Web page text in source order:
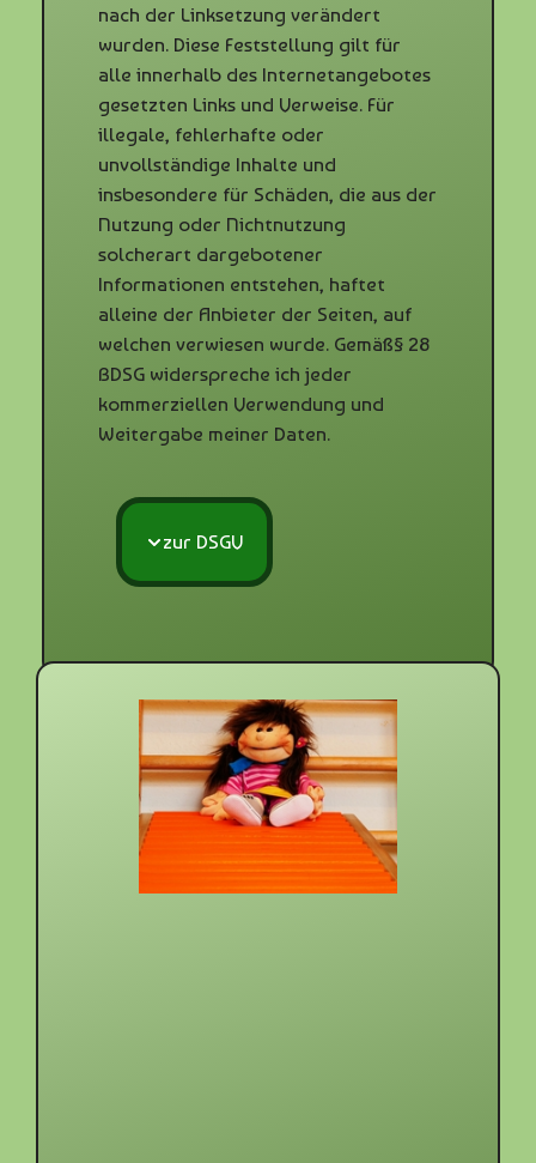
nach der Linksetzung verändert
wurden. Diese Feststellung gilt für
alle innerhalb des Internetangebotes
gesetzten Links und Verweise. Für
illegale, fehlerhafte oder
unvollständige Inhalte und
insbesondere für Schäden, die aus der
Nutzung oder Nichtnutzung
solcherart dargebotener
Informationen entstehen, haftet
alleine der Anbieter der Seiten, auf
welchen verwiesen wurde. Gemäß§ 28
BDSG widerspreche ich jeder
kommerziellen Verwendung und
Weitergabe meiner Daten.
zur DSGV